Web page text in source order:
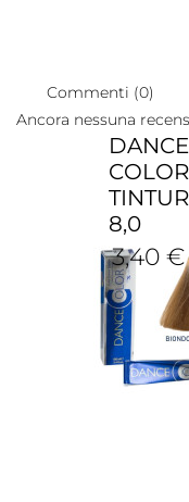
Commenti (0)
Ancora nessuna
DANCE
COLOR
8,0
3,40 €